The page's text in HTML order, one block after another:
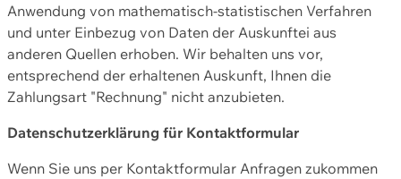
Anwendung von mathematisch-statistischen Verfahren
und unter Einbezug von Daten der Auskunftei aus
anderen Quellen erhoben. Wir behalten uns vor,
entsprechend der erhaltenen Auskunft, Ihnen die
Zahlungsart "Rechnung" nicht anzubieten.
Datenschutzerklärung für Kontaktformular
Wenn Sie uns per Kontaktformular Anfragen zukommen